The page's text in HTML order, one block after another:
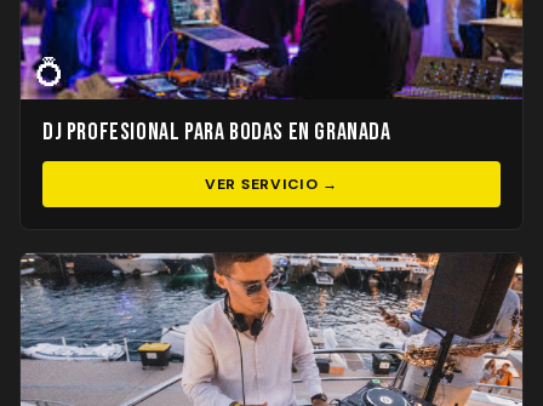
💍
DJ Profesional para Bodas en Granada
VER SERVICIO →